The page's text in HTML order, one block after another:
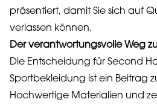
präsentiert, damit Sie sich auf
verlassen können.
Der verantwortungsvolle Weg
Die Entscheidung für Second
Sportbekleidung ist ein Beitrag
Hochwertige Materialien und